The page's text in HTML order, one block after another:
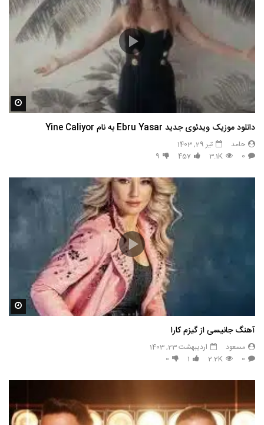
دانلود موزیک ویدئوی جدید Ebru Yasar به نام Yine Caliyor
حامد
تیر 29, 1403
0
3.1K
457
9
آهنگ جانیسی از گیزم کارا
مسعود
اردیبهشت 23, 1403
0
2.2K
1
0